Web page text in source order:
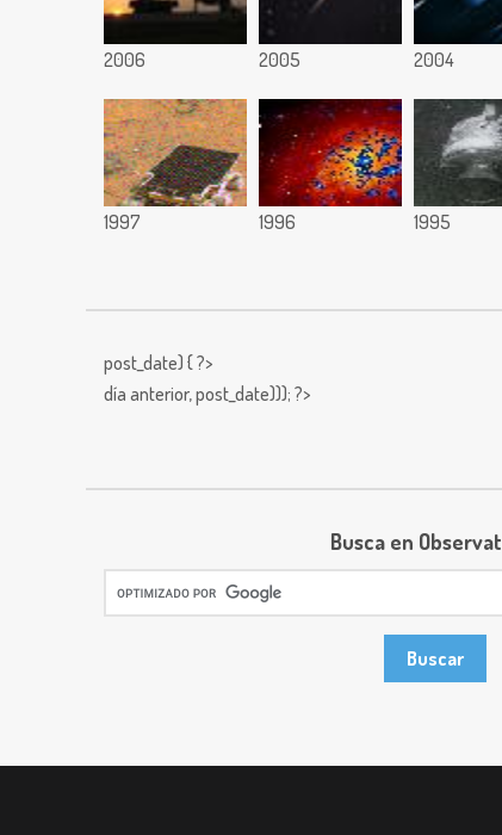
2006 2005 2004
1997 1996 1995
post_date) { ?>
día anterior,post_date))); ?>
Busca en